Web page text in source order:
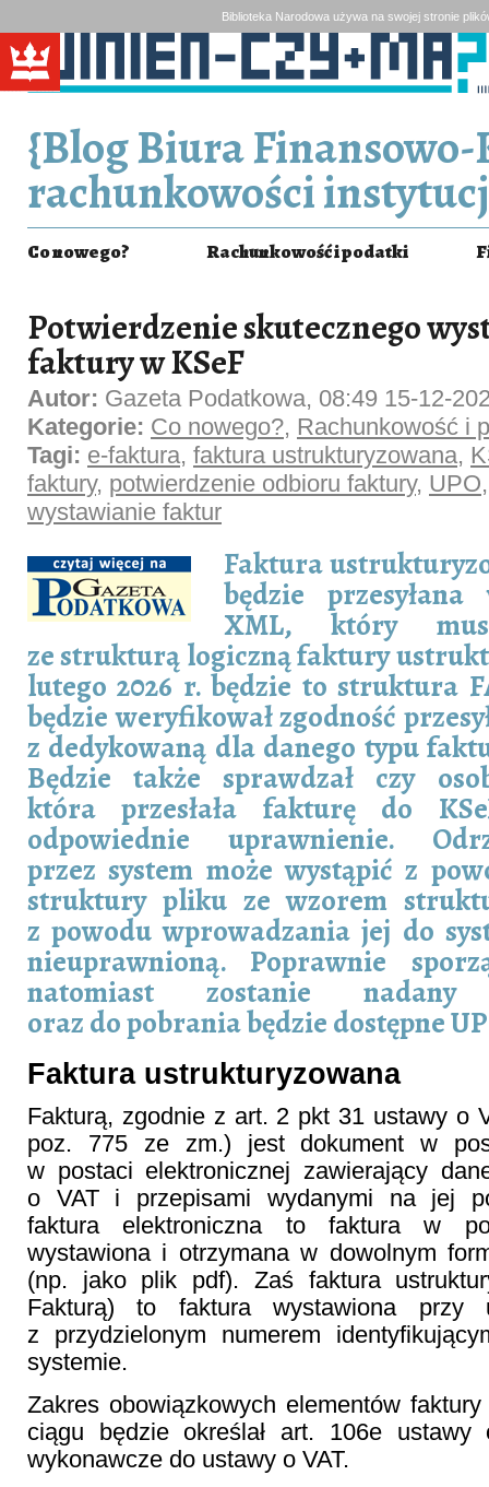
Biblioteka Narodowa używa na swojej stronie
{Blog Biura
rachunkowości
Co nowego? Rachunkowość i podatki
Potwierdzenie skutecznego
faktury w KSeF
Autor: Gazeta Podatkowa, 08:49 15-12-
Kategorie: Co nowego?, Rachunkowość i
Tagi: e-faktura, faktura ustrukturyzowana,
faktury, potwierdzenie odbioru faktury, UPO,
wystawianie faktur
Faktura
będzie
XML, który
ze strukturą logiczną faktury
lutego 2026 r. będzie to struktura
będzie weryfikował zgodność
z dedykowaną dla danego typu
Będzie także sprawdzał czy
która przesłała fakturę do
odpowiednie uprawnienie.
przez system może wystąpić z
struktury pliku ze wzorem
z powodu wprowadzania jej do
nieuprawnioną. Poprawnie
natomiast zostanie
oraz do pobrania będzie dostępne
Faktura ustrukturyzowana
Fakturą, zgodnie z art. 2 pkt 31 ustawy o
poz. 775 ze zm.) jest dokument w
w postaci elektronicznej zawierający
o VAT i przepisami wydanymi na jej
faktura elektroniczna to faktura w
wystawiona i otrzymana w dowolnym
(np. jako plik pdf). Zaś faktura
Fakturą) to faktura wystawiona przy
z przydzielonym numerem
systemie.
Zakres obowiązkowych elementów
ciągu będzie określał art. 106e ustawy
wykonawcze do ustawy o VAT.